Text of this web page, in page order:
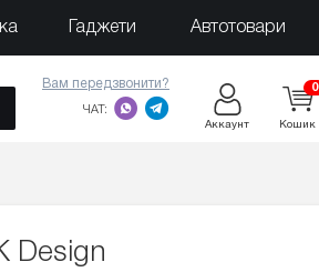
Гаджети Автотовари
Вам передзвонити?
ЧАТ:
Аккаунт
0
Кошик
Design